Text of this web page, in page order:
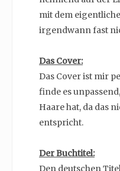
mit dem
irgendwann fast
Das Cover:
Das Cover ist mir
finde es
Haare hat, da das
entspricht.
Der Buchtitel:
Den deutschen